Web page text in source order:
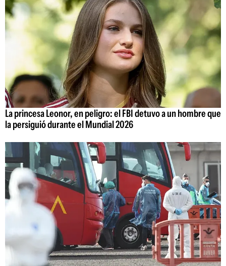
La princesa Leonor, en peligro: el FBI detuvo a un hombre que
la persiguió durante el Mundial 2026